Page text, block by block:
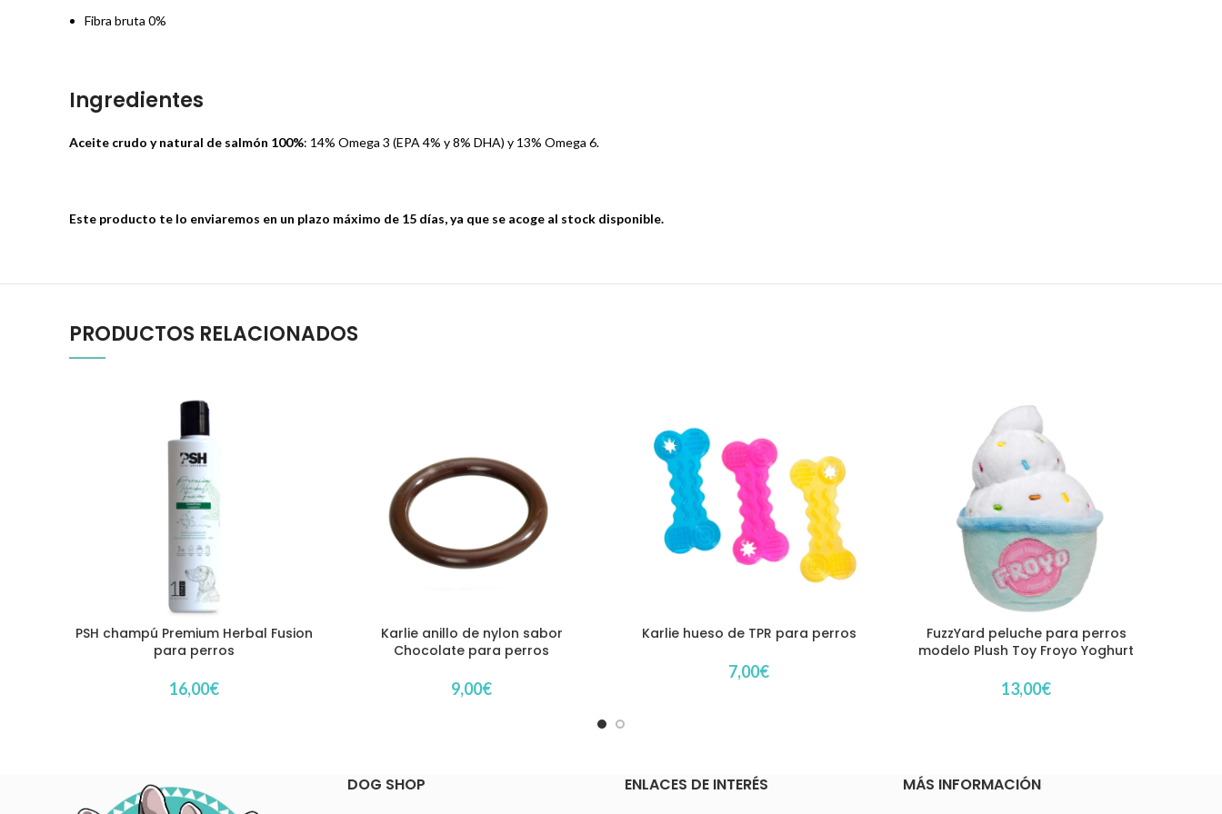
Fibra bruta 0%
Ingredientes
Aceite crudo y natural de salmón 100%: 14% Omega 3 (EPA 4% y 8% DHA) y 13% Omega 6.
Este producto te lo enviaremos en un plazo máximo de 15 días, ya que se acoge al stock disponible.
PRODUCTOS RELACIONADOS
PSH champú Premium Herbal Fusion
para perros
16,00€
Karlie anillo de nylon sabor
Chocolate para perros
9,00€
Karlie hueso de TPR para perros
7,00€
FuzzYard peluche para perros
modelo Plush Toy Froyo Yoghurt
13,00€
DOG SHOP ENLACES DE INTERÉS MÁS INFORMACIÓN